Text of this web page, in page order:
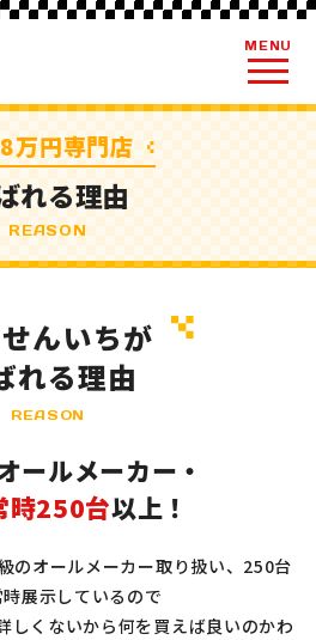
MENU
万円専門店
れる理由
REASON
んいちが
れる理由
REASON
ールメーカー・
時250台以上！
のオールメーカー取り扱い、250台
展示しているので
しくないから何を買えば良いのかわ